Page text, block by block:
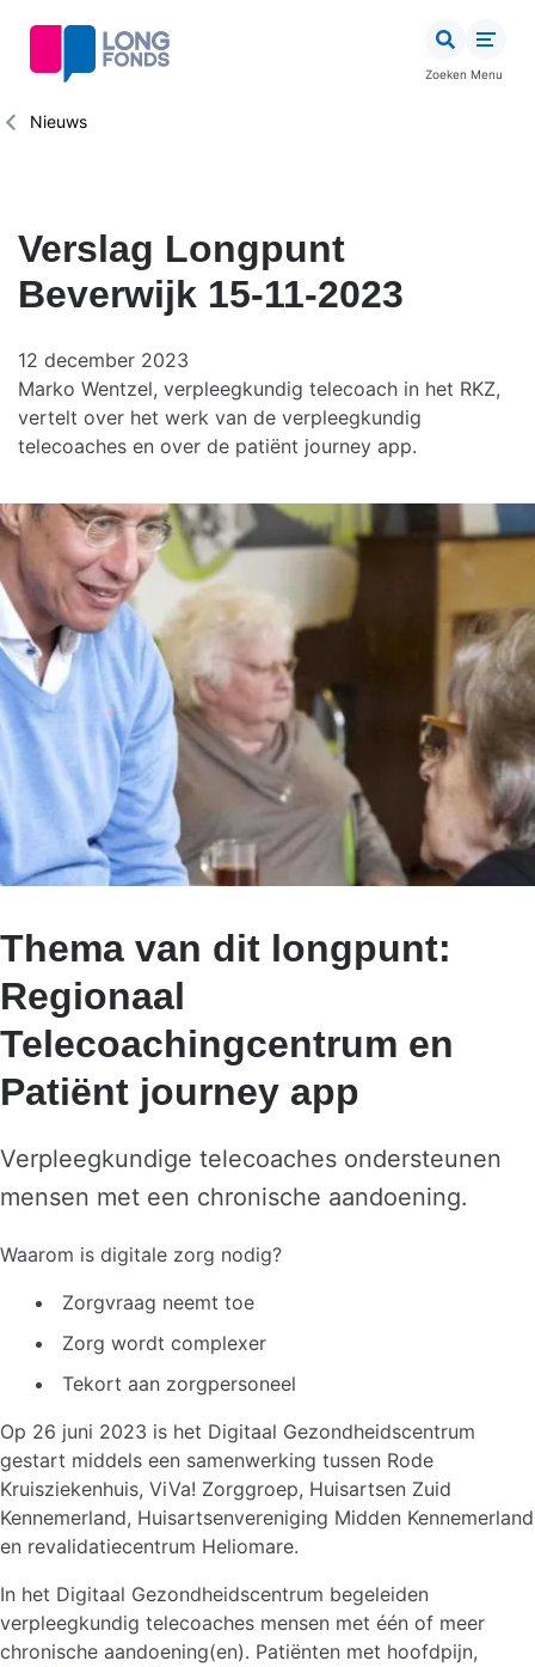
inhoud
Zoeken Menu
Kruimelpad
Nieuws
Verslag Longpunt
Beverwijk 15-11-2023
12 december 2023
Marko Wentzel, verpleegkundig telecoach in het RKZ,
vertelt over het werk van de verpleegkundig
telecoaches en over de patiënt journey app.
Thema van dit longpunt:
Regionaal
Telecoachingcentrum en
Patiënt journey app
Verpleegkundige telecoaches ondersteunen
mensen met een chronische aandoening.
Waarom is digitale zorg nodig?
Zorgvraag neemt toe
Zorg wordt complexer
Tekort aan zorgpersoneel
Op 26 juni 2023 is het Digitaal Gezondheidscentrum
gestart middels een samenwerking tussen Rode
Kruisziekenhuis, ViVa! Zorggroep, Huisartsen Zuid
Kennemerland, Huisartsenvereniging Midden Kennemerland
en revalidatiecentrum Heliomare.
In het Digitaal Gezondheidscentrum begeleiden
verpleegkundig telecoaches mensen met één of meer
chronische aandoening(en). Patiënten met hoofdpijn,